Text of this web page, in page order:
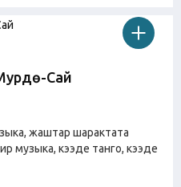
Сай
жаштар шарактата
музыка, кээде танго, кээде